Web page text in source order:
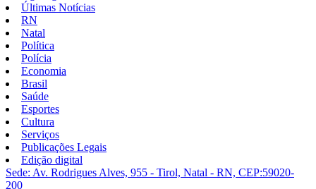
Últimas Notícias
RN
Natal
Política
Polícia
Economia
Brasil
Saúde
Esportes
Cultura
Serviços
Publicações Legais
Edição digital
Sede: Av. Rodrigues Alves, 955 - Tirol, Natal - RN, CEP:59020-
200